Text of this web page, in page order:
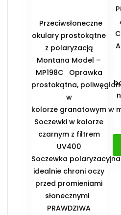
Przeciwsłoneczne
okulary prostokątne
z polaryzacją
Montana Model –
MP198C Oprawka
prostokątna,
w
kolorze granatowym w
Soczewki w kolorze
czarnym z filtrem
UV400
Soczewka polaryzacyjna
idealnie chroni oczy
przed promieniami
słonecznymi
PRAWDZIWA